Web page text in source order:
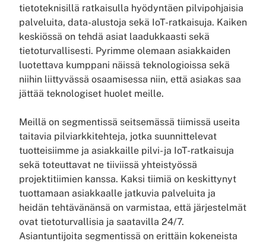
tietoteknisillä ratkaisulla hyödyntäen pilvipohjaisia
palveluita, data-alustoja sekä IoT-ratkaisuja. Kaiken
keskiössä on tehdä asiat laadukkaasti sekä
tietoturvallisesti. Pyrimme olemaan asiakkaiden
luotettava kumppani näissä teknologioissa sekä
niihin liittyvässä osaamisessa niin, että asiakas saa
jättää teknologiset huolet meille.
Meillä on segmentissä seitsemässä tiimissä useita
taitavia pilviarkkitehteja, jotka suunnittelevat
tuotteisiimme ja asiakkaille pilvi- ja IoT-ratkaisuja
sekä toteuttavat ne tiiviissä yhteistyössä
projektitiimien kanssa. Kaksi tiimiä on keskittynyt
tuottamaan asiakkaalle jatkuvia palveluita ja
heidän tehtävänänsä on varmistaa, että järjestelmät
ovat tietoturvallisia ja saatavilla 24/7.
Asiantuntijoita segmentissä on erittäin kokeneista